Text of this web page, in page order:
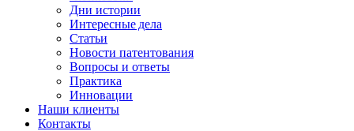
Дни истории
Интересные дела
Статьи
Новости патентования
Вопросы и ответы
Практика
Инновации
Наши клиенты
Контакты